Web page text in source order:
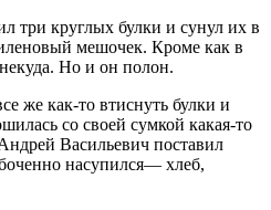
три круглых булки и сунул их в
мешочек. Кроме как в
Но и он полон.
же как-то втиснуть булки и
со своей сумкой какая-то
Васильевич поставил
насупился— хлеб,